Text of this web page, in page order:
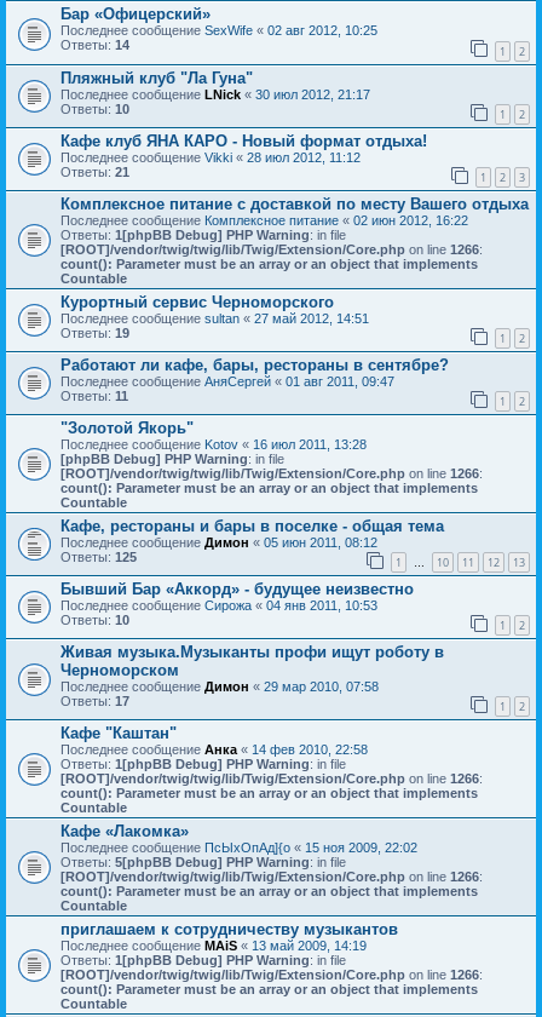
Бар «Офицерский»
Последнее сообщение SexWife « 02 авг 2012, 10:25
Ответы: 14 1 2
Пляжный клуб "Ла Гуна"
Последнее сообщение LNick « 30 июл 2012, 21:17
Ответы: 10 1 2
Кафе клуб ЯНА КАРО - Новый формат отдыха!
Последнее сообщение Vikki « 28 июл 2012, 11:12
Ответы: 21 1 2 3
Комплексное питание с доставкой по месту Вашего отдыха
Последнее сообщение Комплексное питание « 02 июн 2012, 16:22
Ответы: 1[phpBB Debug] PHP Warning: in file
[ROOT]/vendor/twig/twig/lib/Twig/Extension/Core.php on line 1266:
count(): Parameter must be an array or an object that implements
Countable
Курортный сервис Черноморского
Последнее сообщение sultan « 27 май 2012, 14:51
Ответы: 19 1 2
Работают ли кафе, бары, рестораны в сентябре?
Последнее сообщение АняСергей « 01 авг 2011, 09:47
Ответы: 11 1 2
"Золотой Якорь"
Последнее сообщение Kotov « 16 июл 2011, 13:28
[phpBB Debug] PHP Warning: in file
[ROOT]/vendor/twig/twig/lib/Twig/Extension/Core.php on line 1266:
count(): Parameter must be an array or an object that implements
Countable
Кафе, рестораны и бары в поселке - общая тема
Последнее сообщение Димон « 05 июн 2011, 08:12
Ответы: 125 1 … 10 11 12 13
Бывший Бар «Аккорд» - будущее неизвестно
Последнее сообщение Сирожа « 04 янв 2011, 10:53
Ответы: 10 1 2
Живая музыка.Музыканты профи ищут роботу в
Черноморском
Последнее сообщение Димон « 29 мар 2010, 07:58
Ответы: 17 1 2
Кафе "Каштан"
Последнее сообщение Анка « 14 фев 2010, 22:58
Ответы: 1 [phpBB Debug] PHP Warning: in file
[ROOT]/vendor/twig/twig/lib/Twig/Extension/Core.php on line 1266:
count(): Parameter must be an array or an object that implements
Countable
Кафе «Лакомка»
Последнее сообщение ПсЫхОпАд]{о « 15 ноя 2009, 22:02
Ответы: 5[phpBB Debug] PHP Warning: in file
[ROOT]/vendor/twig/twig/lib/Twig/Extension/Core.php on line 1266:
count(): Parameter must be an array or an object that implements
Countable
приглашаем к сотрудничеству музыкантов
Последнее сообщение MAiS « 13 май 2009, 14:19
Ответы: 1 [phpBB Debug] PHP Warning: in file
[ROOT]/vendor/twig/twig/lib/Twig/Extension/Core.php on line 1266:
count(): Parameter must be an array or an object that implements
Countable